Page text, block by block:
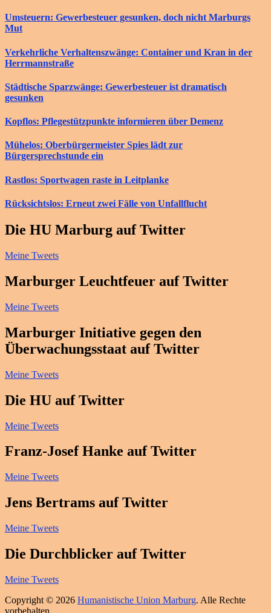
Umsteuern: Gewerbesteuer gesunken, doch nicht Marburgs
Mut
Verkehrliche Verhaltenszwänge: Container und Kran in der
Herrmannstraße
Städtische Sparzwänge: Gewerbesteuer ist dramatisch
gesunken
Kopflos: Pflegestützpunkte informieren über Demenz
Mühelos: Oberbürgermeister Spies lädt zur
Bürgersprechstunde ein
Rastlos: Sportwagen raste in Leitplanke
Rücksichtslos: Erneut zwei Fälle von Unfallflucht
Die HU Marburg auf Twitter
Meine Tweets
Marburger Leuchtfeuer auf Twitter
Meine Tweets
Marburger Initiative gegen den
Überwachungsstaat auf Twitter
Meine Tweets
Die HU auf Twitter
Meine Tweets
Franz-Josef Hanke auf Twitter
Meine Tweets
Jens Bertrams auf Twitter
Meine Tweets
Die Durchblicker auf Twitter
Meine Tweets
Copyright © 2026 Humanistische Union Marburg. Alle Rechte
vorbehalten.